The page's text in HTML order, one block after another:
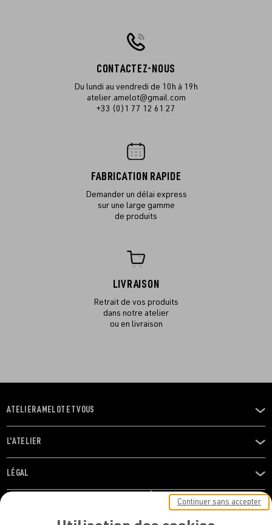
CONTACTEZ-NOUS
Du lundi au vendredi de 10h à 19h
atelier.amelot@gmail.com
+33 (0)1 77 12 61 27
FABRICATION RAPIDE
Demander un délai express
sur une large gamme
de produits
LIVRAISON
Retrait de vos produits
dans notre atelier
ou en livraison
OUVRIR
LE
MENU
ATELIER AMELOT ET VOUS
OUVRIR
LE
MENU
L'ATELIER
OUVRIR
LE
LÉGAL
RESTONS EN CONTACT ! ABONNEZ-VOUS À NOTRE
Continuer sans accepter